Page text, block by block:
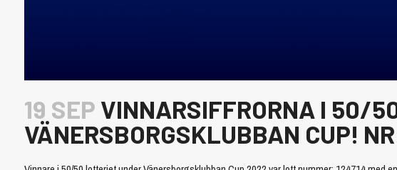
19 SEP VINNARSIFFRORNA I 50/
VÄNERSBORGSKLUBBAN CUP!